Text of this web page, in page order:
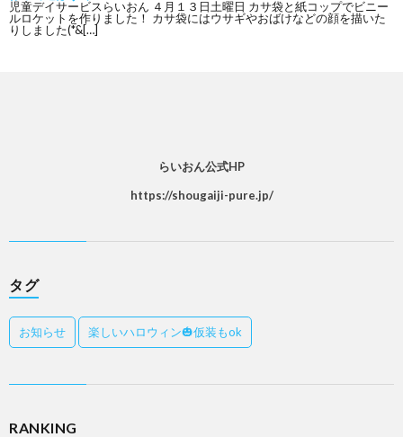
児童デイサービスらいおん ４月１３日土曜日 カサ袋と紙コップでビニー
ルロケットを作りました！ カサ袋にはウサギやおばけなどの顔を描いた
りしました(*&[…]
らいおん公式HP
https://shougaiji-pure.jp/
タグ
お知らせ 楽しいハロウィン🎃仮装もok
RANKING